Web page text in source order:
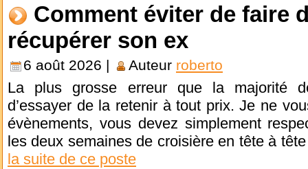
Comment éviter de faire
récupérer son ex
6 août 2026 | Auteur roberto
La plus grosse erreur que la majorité
d’essayer de la retenir à tout prix. Je ne
évènements, vous devez simplement
les deux semaines de croisière en tête à
la suite de ce poste